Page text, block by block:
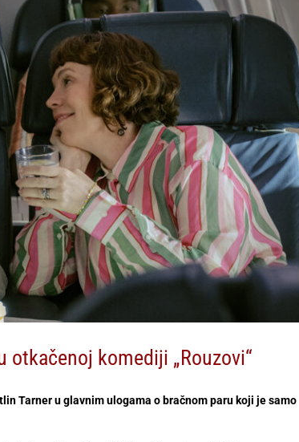
otkačenoj komediji „Rouzovi“
Tarner u glavnim ulogama o bračnom paru koji je samo